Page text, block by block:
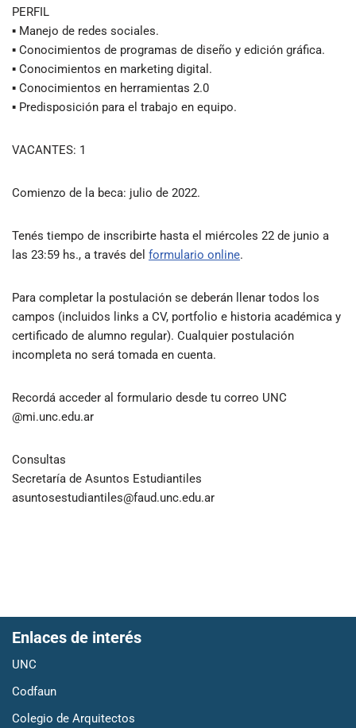
PERFIL
▪ Manejo de redes sociales.
▪ Conocimientos de programas de diseño y edición gráfica.
▪ Conocimientos en marketing digital.
▪ Conocimientos en herramientas 2.0
▪ Predisposición para el trabajo en equipo.
VACANTES: 1
Comienzo de la beca: julio de 2022.
Tenés tiempo de inscribirte hasta el miércoles 22 de junio a
las 23:59 hs., a través del formulario online.
Para completar la postulación se deberán llenar todos los
campos (incluidos links a CV, portfolio e historia académica y
certificado de alumno regular). Cualquier postulación
incompleta no será tomada en cuenta.
Recordá acceder al formulario desde tu correo UNC
@mi.unc.edu.ar
Consultas
Secretaría de Asuntos Estudiantiles
asuntosestudiantiles@faud.unc.edu.ar
Enlaces de interés
UNC
Codfaun
Colegio de Arquitectos